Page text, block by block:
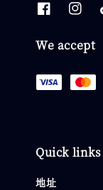
We accept
Quick links
地址